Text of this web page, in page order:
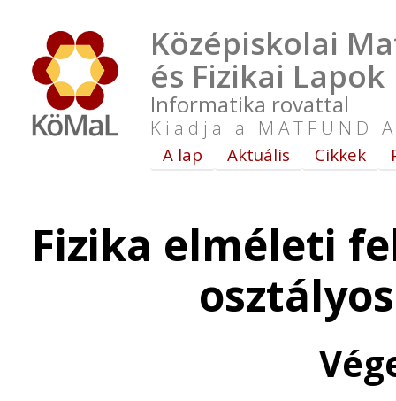
Középiskolai
és Fizikai Lapok
Informatika rovattal
Kiadja a MATFUND
A lap Aktuális Cikkek
Fizika elméleti